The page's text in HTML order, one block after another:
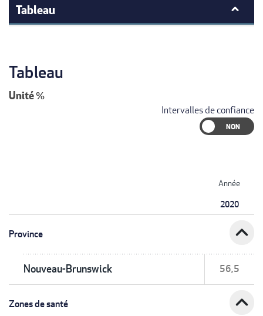
Tableau
Tableau
Unité%
Intervalles de confiance
Année
2020
Province expand_less
Nouveau-Brunswick 56,5
Zones de santé expand_less